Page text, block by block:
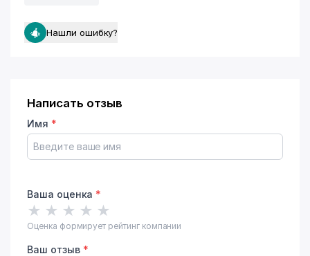
Нашли ошибку?
Написать отзыв
Имя *
Ваша оценка *
★ ★ ★ ★ ★
Оценка формирует рейтинг компании
Ваш отзыв *